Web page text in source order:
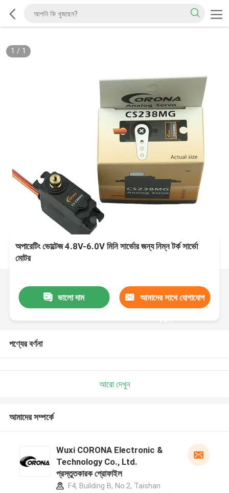
1 / 1
অপারেটিং ভোল্টেজ 4.8V-6.0V মিনি সার্ভোর জন্য নিম্ন টর্ক সার্ভো
মোটর
ভালো দাম আমাদের সাথে যোগাযোগ
করুন
পণ্যের বর্ণনা
আরো দেখুন
আমাদের সম্পর্কে
Wuxi CORONA Electronic &
Technology Co., Ltd.
প্রস্তুতকারক প্রোফাইল
F4, Building B, No.2, Taishan